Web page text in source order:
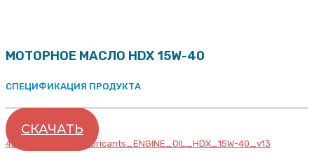
МОТОРНОЕ МАСЛО HDX 15W-40
СПЕЦИФИКАЦИЯ ПРОДУКТА
СКАЧАТЬ
42560_PDS_77_lubricants_ENGINE_OIL_HDX_15W-40_v13